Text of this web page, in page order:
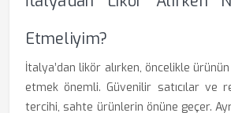
Etmeliyim?
İtalya’dan likör alırken, öncelikle
etmek önemli. Güvenilir satıcılar ve
tercihi, sahte ürünlerin önüne geçer.